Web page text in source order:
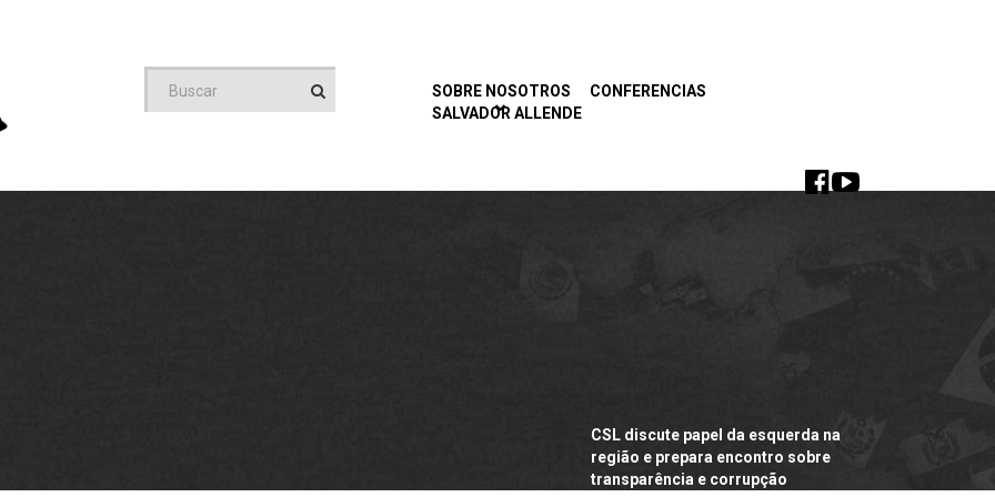
SOBRE NOSOTROS
CONFERENCIAS
SALVADOR ALLENDE
CSL discute papel da esquerda na
região e prepara encontro sobre
transparência e corrupção